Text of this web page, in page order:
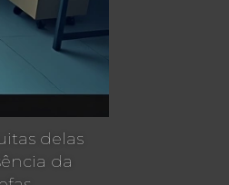
delas
da